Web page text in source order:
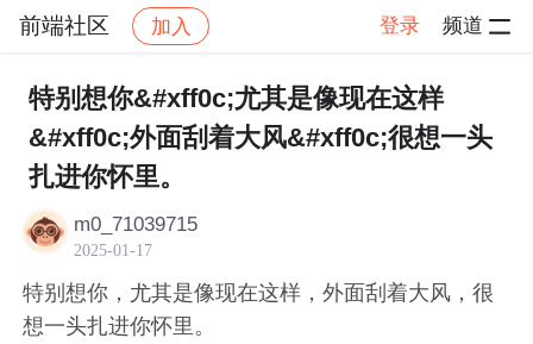
前端社区 加入 登录 频道
社区 前端社区 感慨 帖子详情
特别想你&#xff0c;尤其是像现在这样
&#xff0c;外面刮着大风&#xff0c;很想一头
扎进你怀里。
m0_71039715
2025-01-17
特别想你，尤其是像现在这样，外面刮着大风，很
想一头扎进你怀里。